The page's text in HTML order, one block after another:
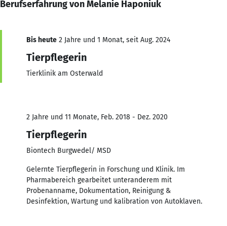
Berufserfahrung von Melanie Haponiuk
Bis heute 2 Jahre und 1 Monat, seit Aug. 2024
Tierpflegerin
Tierklinik am Osterwald
2 Jahre und 11 Monate, Feb. 2018 - Dez. 2020
Tierpflegerin
Biontech Burgwedel/ MSD
Gelernte Tierpflegerin in Forschung und Klinik. Im
Pharmabereich gearbeitet unteranderem mit
Probenanname, Dokumentation, Reinigung &
Desinfektion, Wartung und kalibration von Autoklaven.